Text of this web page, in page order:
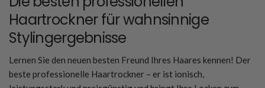
Haartrockner für wahnsinnige
Stylingergebnisse
Lernen Sie den neuen besten Freund Ihres Haares kennen! Der
beste professionelle Haartrockner – er ist ionisch,